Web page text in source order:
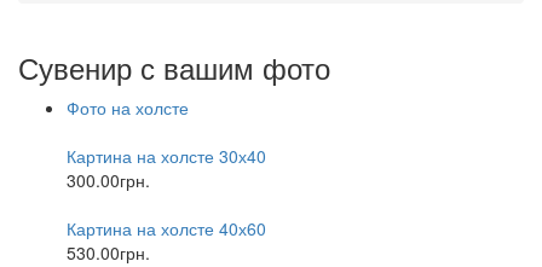
Сувенир с вашим фото
Фото на холсте
Картина на холсте 30х40
300.00грн.
Картина на холсте 40х60
530.00грн.